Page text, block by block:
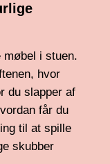
møbel i stuen.
hvor
du slapper af
får du
til at spille
skubber